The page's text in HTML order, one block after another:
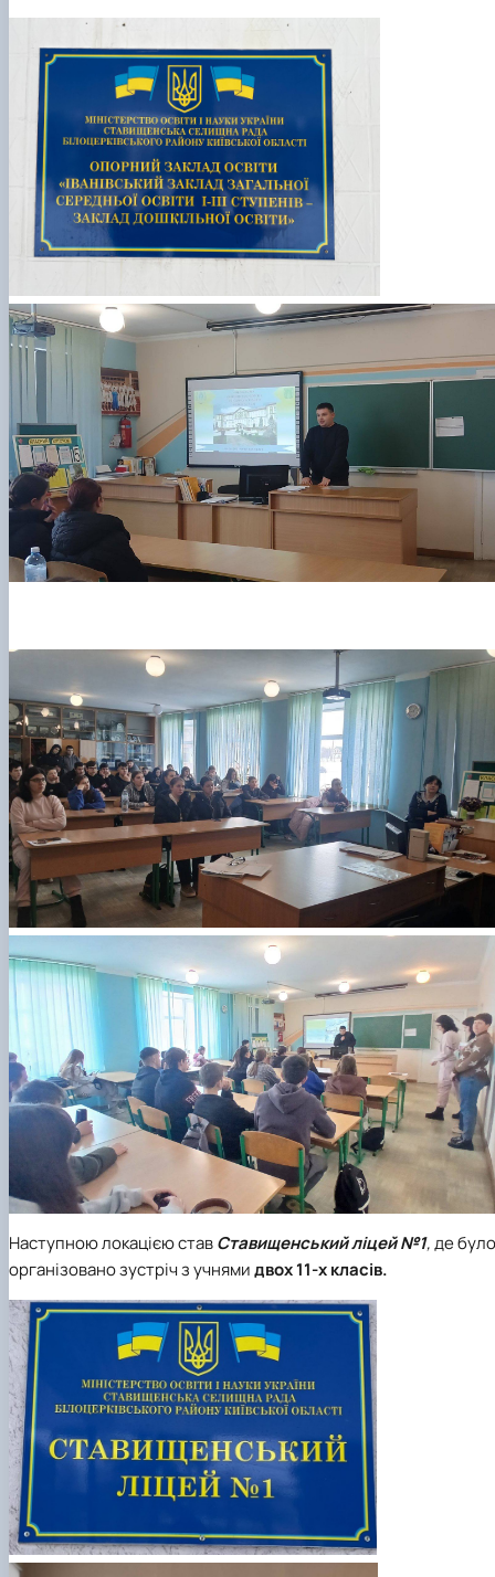
Наступною локацією ставСтавищенський ліцей №1,де було
організовано зустріч з учнямидвох 11-х класів.